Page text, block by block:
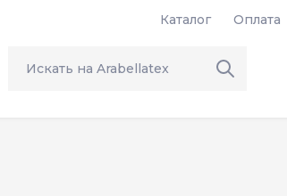
Каталог Оплата